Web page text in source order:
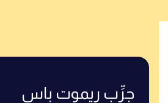
جرِّب ريموت باس